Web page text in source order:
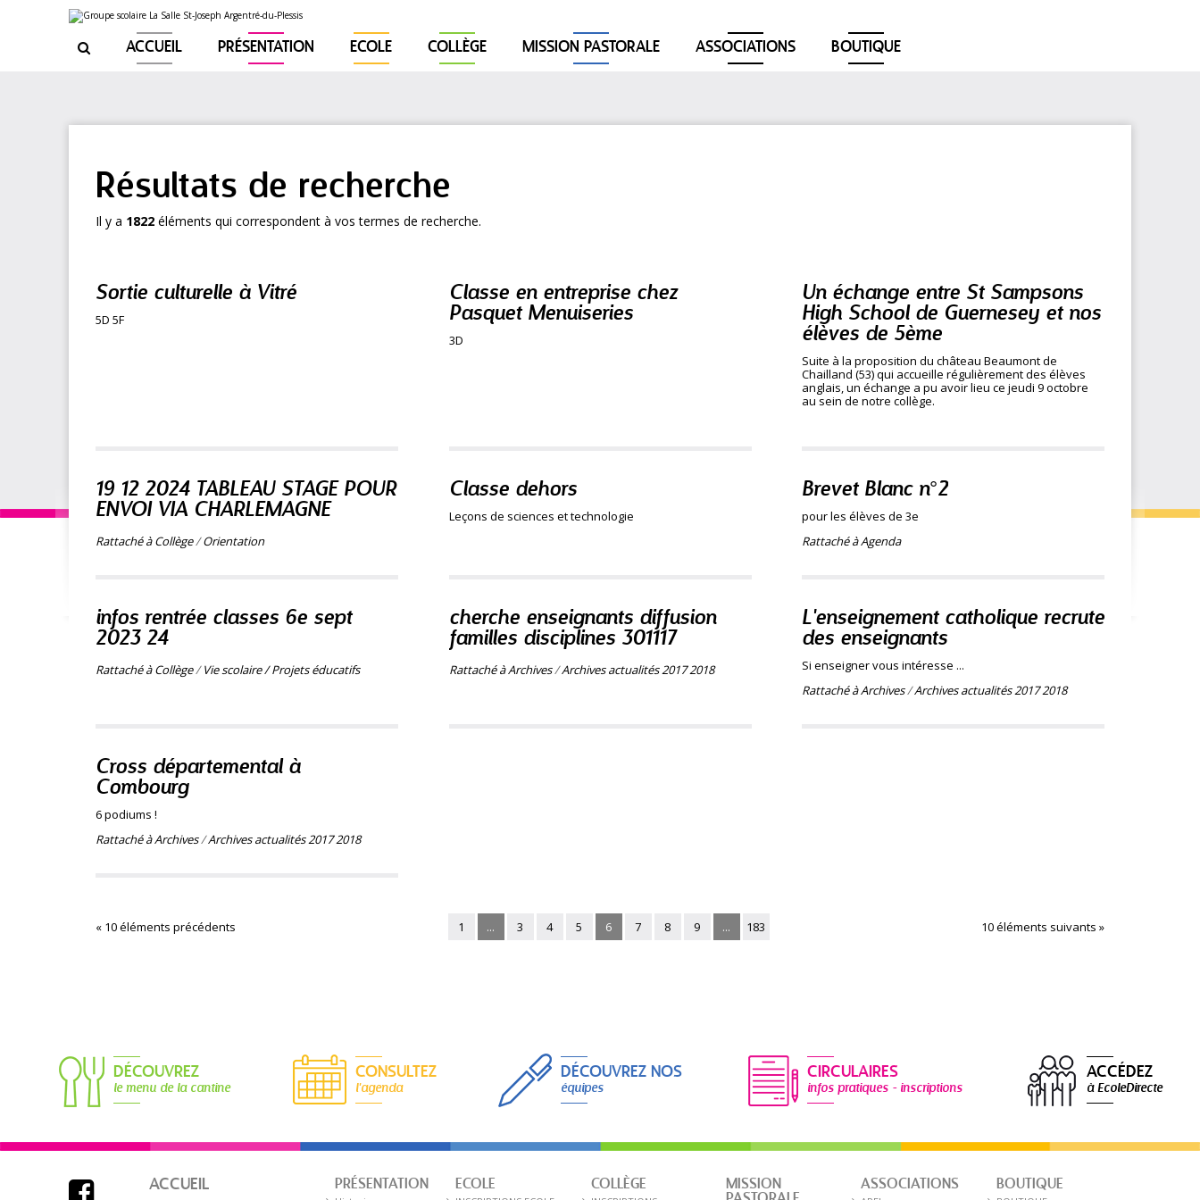
 ACCUEIL PRÉSENTATION ECOLE COLLÈGE MISSION PASTORALE ASSOCIATIONS BOUTIQUE
Résultats de recherche
Il y a 1822 éléments qui correspondent à vos termes de recherche.
Sortie culturelle à Vitré
5D 5F
Classe en entreprise chez
Pasquet Menuiseries
3D
Un échange entre St Sampsons
High School de Guernesey et nos
élèves de 5ème
Suite à la proposition du château Beaumont de
Chailland (53) qui accueille régulièrement des élèves
anglais, un échange a pu avoir lieu ce jeudi 9 octobre
au sein de notre collège.
19 12 2024 TABLEAU STAGE POUR
ENVOI VIA CHARLEMAGNE
Rattaché à Collège/Orientation
Classe dehors
Leçons de sciences et technologie
Brevet Blanc n°2
pour les élèves de 3e
Rattaché àAgenda
infos rentrée classes 6e sept
2023 24
Rattaché à Collège/Vie scolaire / Projets éducatifs
cherche enseignants diffusion
familles disciplines 301117
Rattaché àArchives/Archives actualités 2017 2018
L'enseignement catholique recrute
des enseignants
Si enseigner vous intéresse ...
Rattaché àArchives/Archives actualités 2017 2018
Cross départemental à
Combourg
6 podiums !
Rattaché àArchives/Archives actualités 2017 2018
« 10 éléments précédents 10 éléments suivants »
1 ... 3 4 5 6 7 8 9 ... 183
DÉCOUVREZ
le menu de la cantine
CONSULTEZ
l'agenda
DÉCOUVREZ NOS
équipes
CIRCULAIRES
infos pratiques - inscriptions
ACCÉDEZ
à EcoleDirecte
 ACCUEIL PRÉSENTATION ECOLE COLLÈGE
MISSION
ASSOCIATIONS BOUTIQUE